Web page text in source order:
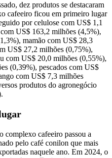
dez produtos se destacaram
cafeeiro ficou em primeiro lugar
por celulose com US$ 1,1
US$ 163,2 milhões (4,5%),
mamão com US$ 28,3
US$ 27,2 milhões (0,75%),
com US$ 20,0 milhões (0,55%),
(0,39%), pescados com US$
com US$ 7,3 milhões
produtos do agronegócio
complexo cafeeiro passou a
pelo café conilon que mais
naquele ano. Em 2024, o